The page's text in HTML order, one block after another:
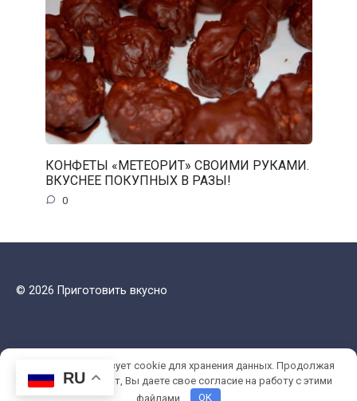
КОНФЕТЫ «МЕТЕОРИТ» СВОИМИ РУКАМИ.
ВКУСНЕЕ ПОКУПНЫХ В РАЗЫ!
0
© 2026 Приготовить вкусно
RU
Этот сайт использует cookie для хранения данных. Продолжая
использовать сайт, Вы даете свое согласие на работу с этими
файлами.
OK